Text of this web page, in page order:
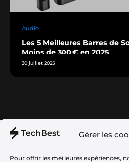
Gérer les
Pour offrir les meilleures expériences,
Audio
Les 5 Meilleures Barres de
Moins de 300 € en 2025
30 juillet 2025
Téléphonie
Audio Plan du Site